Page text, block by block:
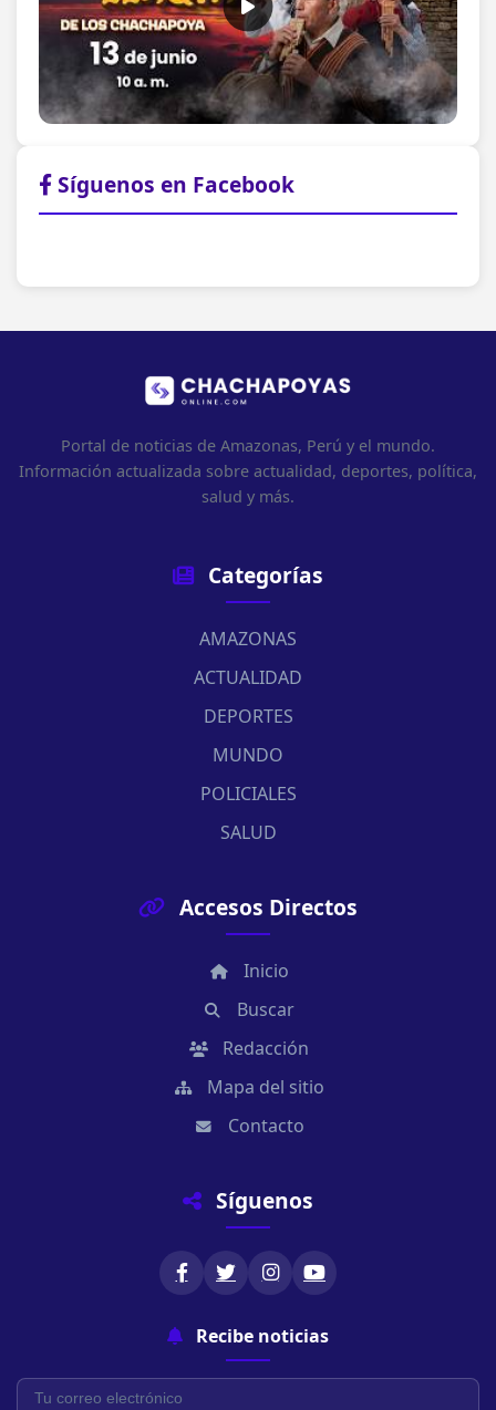
Síguenos en Facebook
Portal de noticias de Amazonas, Perú y el mundo.
Información actualizada sobre actualidad, deportes, política,
salud y más.
Categorías
AMAZONAS
ACTUALIDAD
DEPORTES
MUNDO
POLICIALES
SALUD
Accesos Directos
Inicio
Buscar
Redacción
Mapa del sitio
Contacto
Síguenos
Recibe noticias